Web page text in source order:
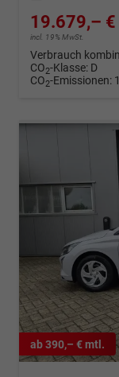
19.679,– €
incl. 19% MwSt.
Verbrauch
CO2-Klasse: D
CO2-Emissionen:
ab 390,– € mtl.